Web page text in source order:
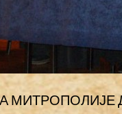
МИТРОПОЛИЈЕ